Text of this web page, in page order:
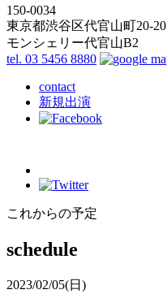
150-0034
東京都渋谷区代官山町20-20
モンシェリー代官山B2
tel. 03 5456 8880
contact
新規出演
これからの予定
schedule
2023/02/05(日)